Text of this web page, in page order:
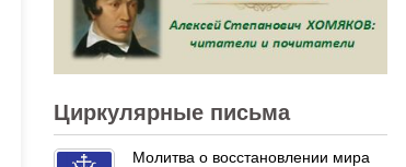
Циркулярные письма
Молитва о восстановлении мира